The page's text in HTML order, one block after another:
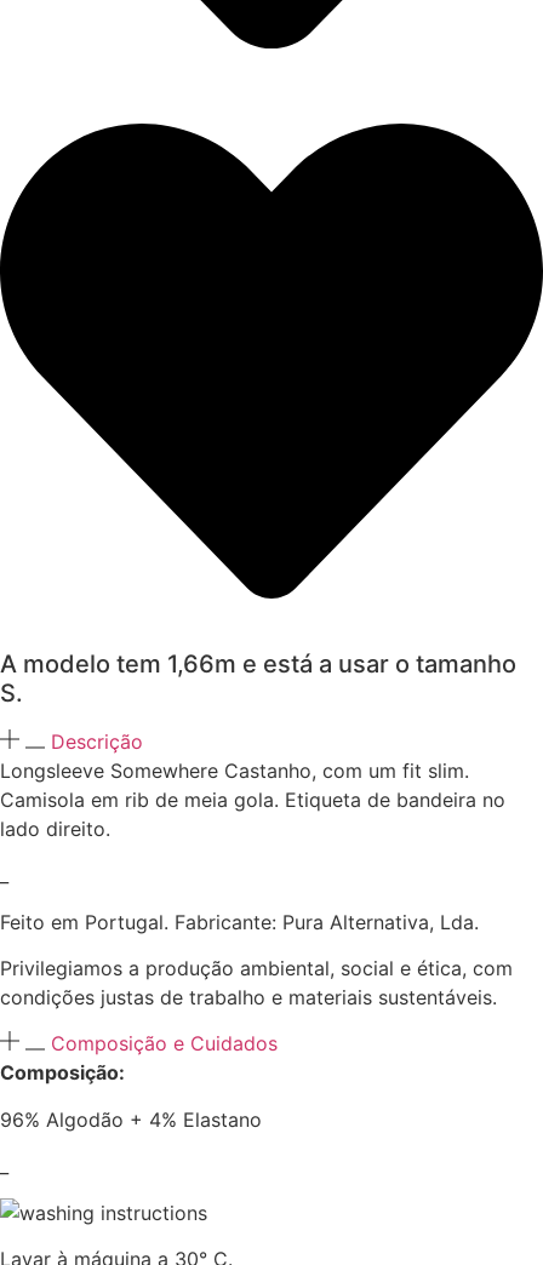
A modelo tem 1,66m e está a usar o tamanho
S.
Descrição
Longsleeve Somewhere Castanho, com um fit slim.
Camisola em rib de meia gola. Etiqueta de bandeira no
lado direito.
Feito em Portugal. Fabricante: Pura Alternativa, Lda.
Privilegiamos a produção ambiental, social e ética, com
condições justas de trabalho e materiais sustentáveis.
Composição e Cuidados
Composição:
96% Algodão + 4% Elastano
Lavar à máquina a 30° C.